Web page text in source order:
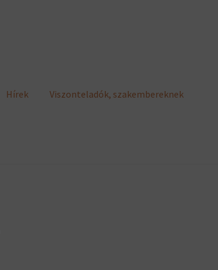
Hírek Viszonteladók, szakembereknek